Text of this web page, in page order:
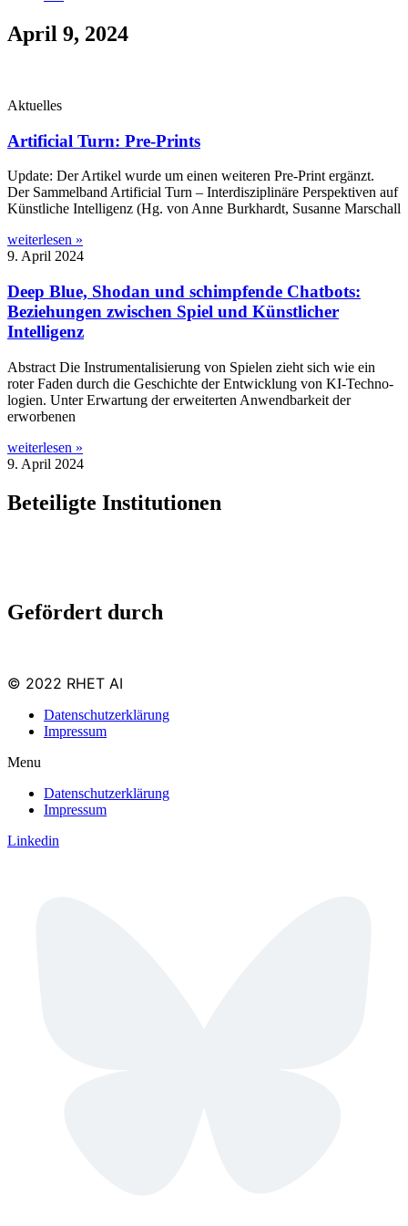
April 9, 2024
Aktuelles
Artificial Turn: Pre-Prints
Update: Der Arti­kel wur­de um einen wei­te­ren Pre-Print ergänzt.
Der Sam­mel­band Arti­fi­ci­al Turn – Inter­dis­zi­pli­nä­re Per­spek­ti­ven auf
Künst­li­che Intel­li­genz (Hg. von Anne Burk­hardt, Susan­ne Marschall
weiterlesen »
9. April 2024
Deep Blue, Shodan und schimpfende Chatbots:
Beziehungen zwischen Spiel und Künstlicher
Intelligenz
Abs­tract Die Instru­men­ta­li­sie­rung von Spie­len zieht sich wie ein
roter Faden durch die Geschich­te der Ent­wick­lung von KI-Tech­­no­­
lo­­gien. Unter Erwar­tung der erwei­ter­ten Anwend­bar­keit der
erworbenen
weiterlesen »
9. April 2024
Beteiligte Institutionen
Gefördert durch
© 2022 RHET AI
Datenschutzerklärung
Impressum
Menu
Datenschutzerklärung
Impressum
Linkedin